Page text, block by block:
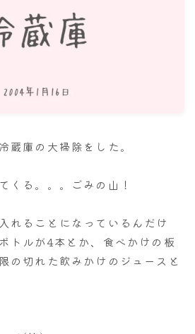
蔵庫の大掃除をした。
くる。。。ごみの山！
れることになっているんだけ
トルが4本とか、食べかけの板
の切れた飲みかけのジュースと